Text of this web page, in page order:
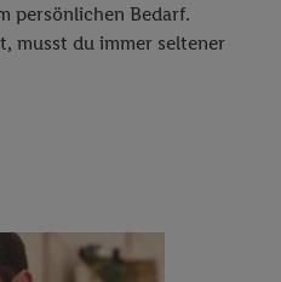
persönlichen Bedarf.
musst du immer seltener